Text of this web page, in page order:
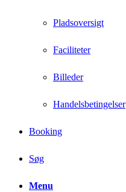
Pladsoversigt
Faciliteter
Billeder
Handelsbetingelser
Booking
Søg
Menu